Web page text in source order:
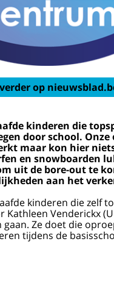
op
kinderen die
door school.
maar kon hier
en snowboarden
uit de bore-out te
aan het
kinderen die zelf
Kathleen Venderickx
Ze doet die
tijdens de